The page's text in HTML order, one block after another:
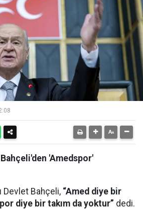
'Amedspor'
Devlet Bahçeli, “Amed diye bir
diye bir takım da yoktur” dedi.